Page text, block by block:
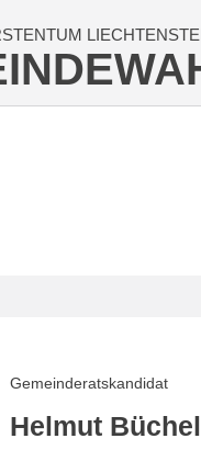
Gemeinderatskandidat
Helmut Büchel